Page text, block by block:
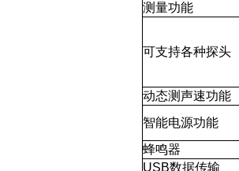
测量功能
可支持各种探头
动态测声速功能
智能电源功能
蜂鸣器
USB数据传输